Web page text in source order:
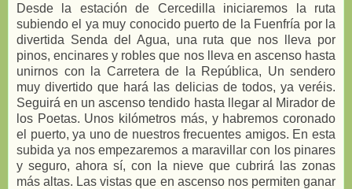
Desde la estación de Cercedilla iniciaremos la ruta
subiendo el ya muy conocido puerto de la Fuenfría por la
divertida Senda del Agua, una ruta que nos lleva por
pinos, encinares y robles que nos lleva en ascenso hasta
unirnos con la Carretera de la República, Un sendero
muy divertido que hará las delicias de todos, ya veréis.
Seguirá en un ascenso tendido hasta llegar al Mirador de
los Poetas. Unos kilómetros más, y habremos coronado
el puerto, ya uno de nuestros frecuentes amigos. En esta
subida ya nos empezaremos a maravillar con los pinares
y seguro, ahora sí, con la nieve que cubrirá las zonas
más altas. Las vistas que en ascenso nos permiten ganar